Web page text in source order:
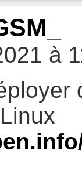
à